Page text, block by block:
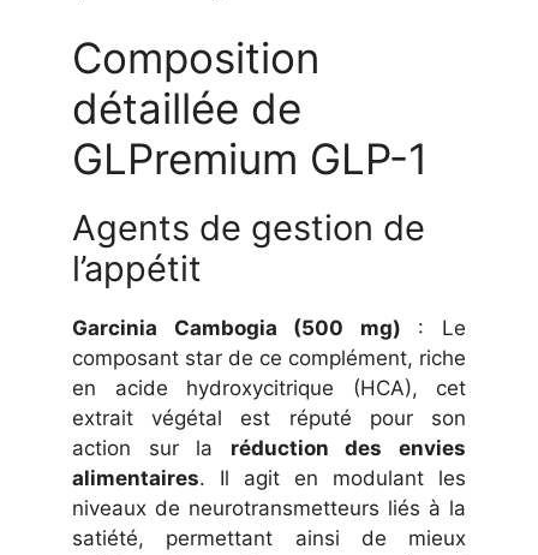
Composition
détaillée de
GLPremium GLP-1
Agents de gestion de
l’appétit
Garcinia Cambogia (500 mg) : Le
composant star de ce complément, riche
en acide hydroxycitrique (HCA), cet
extrait végétal est réputé pour son
action sur la réduction des envies
alimentaires. Il agit en modulant les
niveaux de neurotransmetteurs liés à la
satiété, permettant ainsi de mieux